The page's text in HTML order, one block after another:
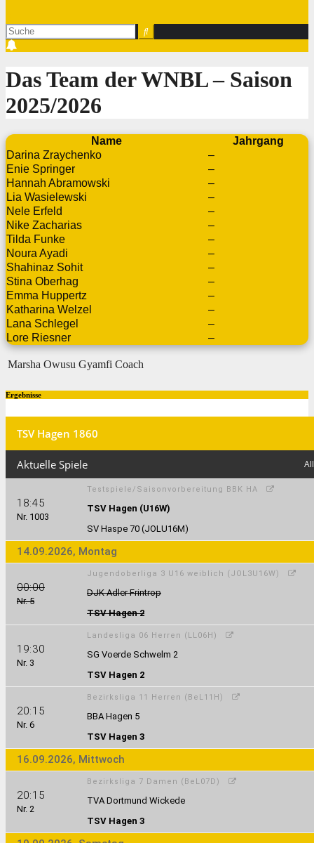
Das Team der WNBL ‒ Saison
2025/2026
Name
Jahrgang
Darina Zraychenko
–
Enie Springer
–
Hannah Abramowski
–
Lia Wasielewski
–
Nele Erfeld
–
Nike Zacharias
–
Tilda Funke
–
Noura Ayadi
–
Shahinaz Sohit
–
Stina Oberhag
–
Emma Huppertz
–
Katharina Welzel
–
Lana Schlegel
–
Lore Riesner
–
Marsha Owusu Gyamfi Coach
Ergebnisse